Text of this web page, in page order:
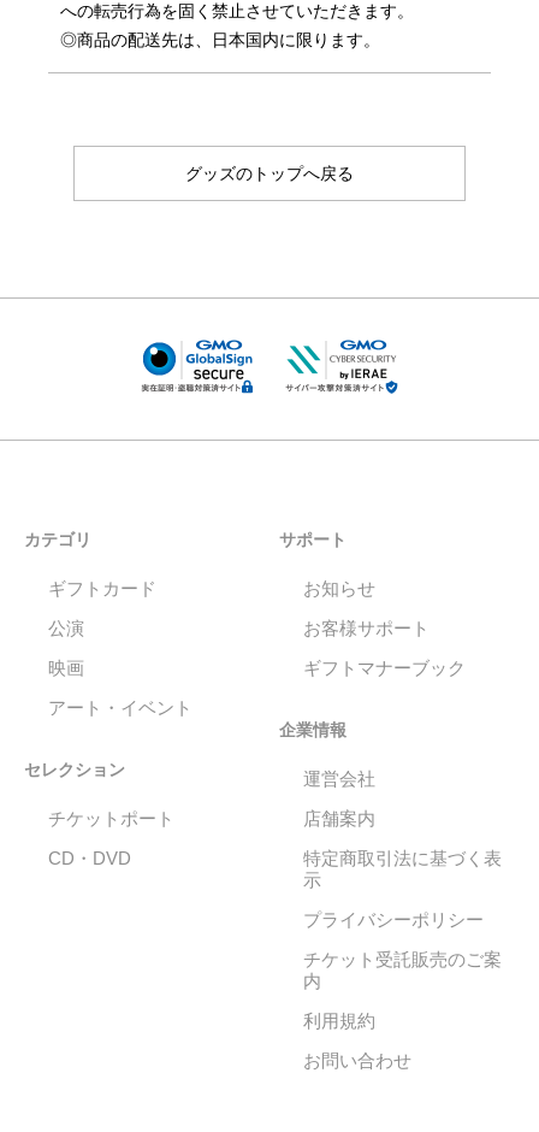
への転売行為を固く禁止させていただきます。
◎商品の配送先は、日本国内に限ります。
グッズのトップへ戻る
カテゴリ
ギフトカード
公演
映画
アート・イベント
セレクション
チケットポート
CD・DVD
サポート
お知らせ
お客様サポート
ギフトマナーブック
企業情報
運営会社
店舗案内
特定商取引法に基づく表
示
プライバシーポリシー
チケット受託販売のご案
内
利用規約
お問い合わせ